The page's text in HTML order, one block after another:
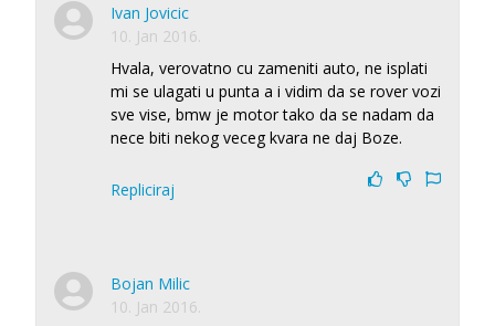
Ivan Jovicic
10. Jan 2016.
Hvala, verovatno cu zameniti auto, ne isplati
mi se ulagati u punta a i vidim da se rover vozi
sve vise, bmw je motor tako da se nadam da
nece biti nekog veceg kvara ne daj Boze.
Repliciraj
Bojan Milic
10. Jan 2016.